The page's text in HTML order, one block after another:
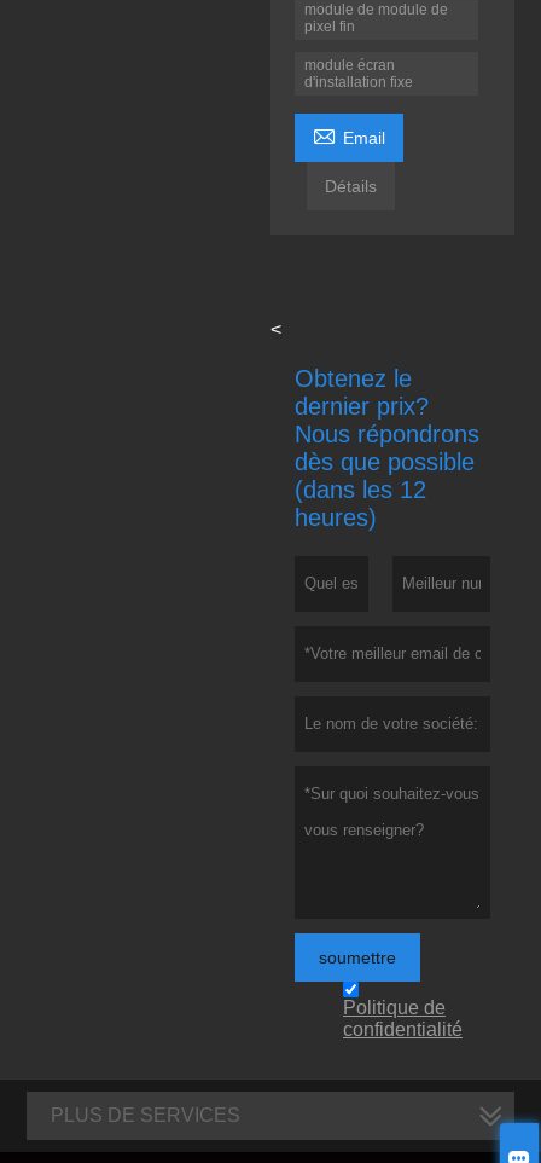
module de module de
pixel fin
module écran
d'installation fixe
 Email
Détails
<
Obtenez le
dernier prix?
Nous répondrons
dès que possible
(dans les 12
heures)
soumettre
Politique de
confidentialité
PLUS DE SERVICES